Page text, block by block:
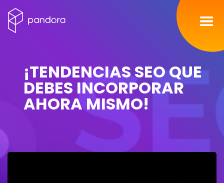
Servicios
Nosotros
¡TENDENCIAS SEO QUE
DEBES INCORPORAR
AHORA MISMO!